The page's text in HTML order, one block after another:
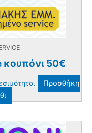
κουπόνι 50€
Προσθήκη